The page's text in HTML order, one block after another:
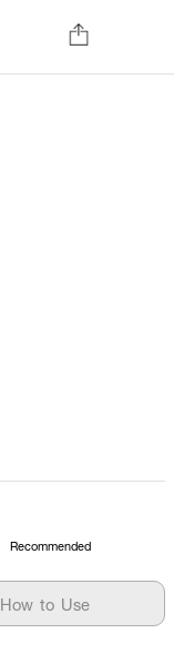
Recommended
How to Use